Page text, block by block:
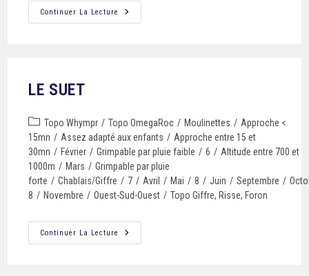
Continuer La Lecture
LE SUET
Topo Whympr / Topo OmegaRoc / Moulinettes / Approche <
15mn / Assez adapté aux enfants / Approche entre 15 et
30mn / Février / Grimpable par pluie faible / 6 / Altitude entre 700 et
1000m / Mars / Grimpable par pluie
forte / Chablais/Giffre / 7 / Avril / Mai / 8 / Juin / Septembre /
8 / Novembre / Ouest-Sud-Ouest / Topo Giffre, Risse, Foron
Continuer La Lecture